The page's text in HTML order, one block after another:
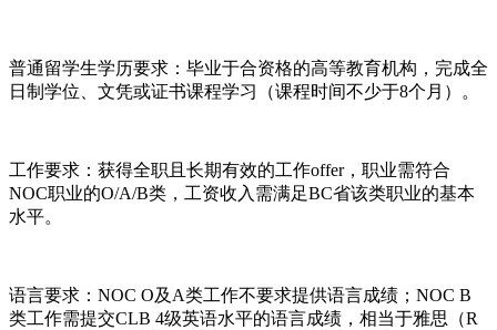
普通留学生学历要求：毕业于合资格的高等教育机构，完成全
日制学位、文凭或证书课程学习（课程时间不少于8个月）。
工作要求：获得全职且长期有效的工作offer，职业需符合
NOC职业的O/A/B类，工资收入需满足BC省该类职业的基本
水平。
语言要求：NOC O及A类工作不要求提供语言成绩；NOC B
类工作需提交CLB 4级英语水平的语言成绩，相当于雅思（R